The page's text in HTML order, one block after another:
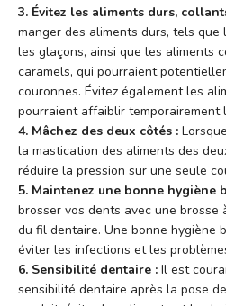
3. Évitez les aliments durs,
manger des aliments durs, tels que
les glaçons, ainsi que les aliments
caramels, qui pourraient
couronnes. Évitez également les
pourraient affaiblir temporairement
4. Mâchez des deux côtés :
la mastication des aliments des
réduire la pression sur une seule
5. Maintenez une bonne hygiène
brosser vos dents avec une
du fil dentaire. Une bonne hygiène
éviter les infections et les
6. Sensibilité dentaire : Il est
sensibilité dentaire après la pose